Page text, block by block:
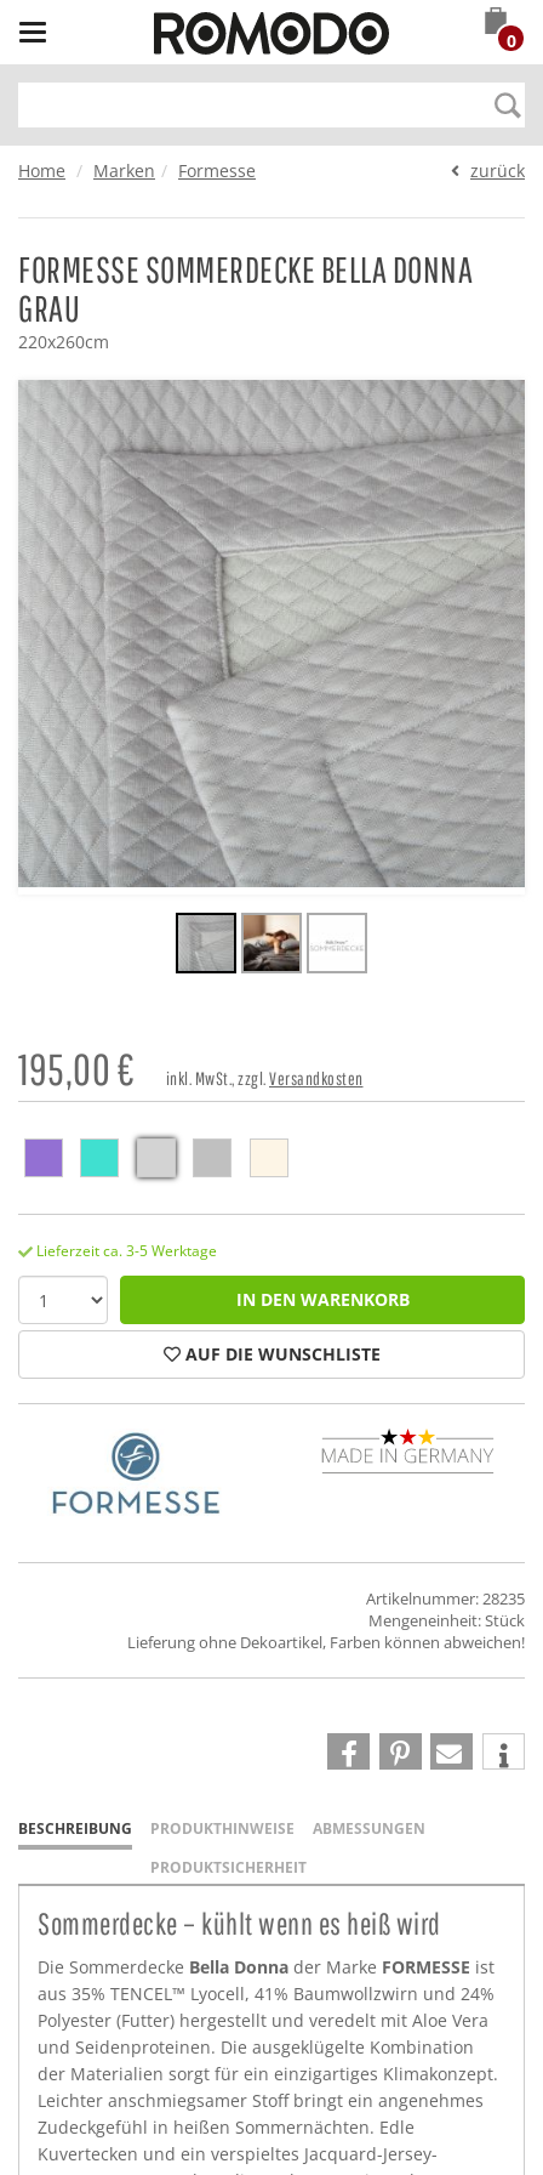
Toggle
navigation
0
Home Marken Formesse zurück
FORMESSE SOMMERDECKE BELLA DONNA
GRAU
220x260cm
195,00€ inkl. MwSt., zzgl.Versandkosten
Lieferzeit ca. 3-5 Werktage
IN DEN WARENKORB
AUF DIE WUNSCHLISTE
Artikelnummer: 28235
Mengeneinheit: Stück
Lieferung ohne Dekoartikel, Farben können abweichen!
BESCHREIBUNG PRODUKTHINWEISE
ABMESSUNGEN
PRODUKTSICHERHEIT
Sommerdecke – kühlt wenn es heiß wird
Die Sommerdecke Bella Donna der Marke FORMESSE ist
aus 35% TENCEL™ Lyocell, 41% Baumwollzwirn und 24%
Polyester (Futter) hergestellt und veredelt mit Aloe Vera
und Seidenproteinen. Die ausgeklügelte Kombination
der Materialien sorgt für ein einzigartiges Klimakonzept.
Leichter anschmiegsamer Stoff bringt ein angenehmes
Zudeckgefühl in heißen Sommernächten. Edle
Kuvertecken und ein verspieltes Jacquard-Jersey-